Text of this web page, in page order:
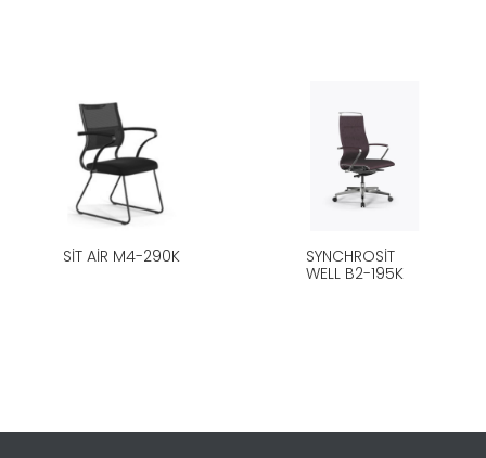
SIT AIR M4-290K
SYNCHROSIT
WELL B2-195K